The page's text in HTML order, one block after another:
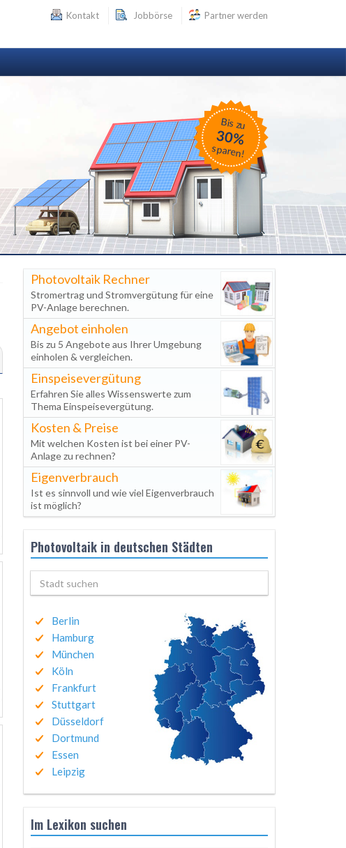
Kontakt Jobbörse Partner werden
Bis zu
30%
sparen!
Photovoltaik Rechner
Stromertrag und Stromvergütung für eine
PV-Anlage berechnen.
Angebot einholen
Bis zu 5 Angebote aus Ihrer Umgebung
einholen & vergleichen.
Einspeisevergütung
Erfahren Sie alles Wissenswerte zum
Thema Einspeisevergütung.
Kosten & Preise
Mit welchen Kosten ist bei einer PV-
Anlage zu rechnen?
Eigenverbrauch
Ist es sinnvoll und wie viel Eigenverbrauch
ist möglich?
Photovoltaik in deutschen Städten
Berlin
Hamburg
München
Köln
Frankfurt
Stuttgart
Düsseldorf
Dortmund
Essen
Leipzig
Im Lexikon suchen